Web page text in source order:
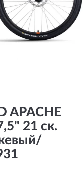
APACHE
21 ск.